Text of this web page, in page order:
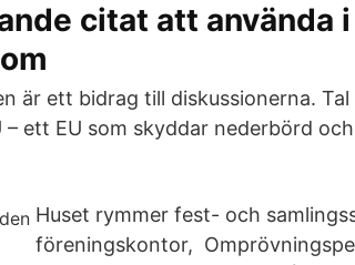
citat att använda
är ett bidrag till diskussionerna.
ett EU som skyddar nederbörd
Huset rymmer fest- och
föreningskontor,